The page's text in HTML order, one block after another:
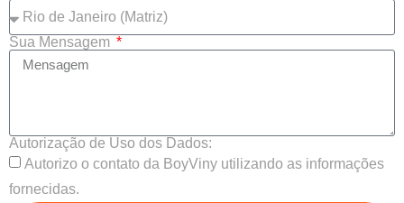
Sua Mensagem
Autorização de Uso dos Dados:
Autorizo o contato da BoyViny utilizando as informações
fornecidas.